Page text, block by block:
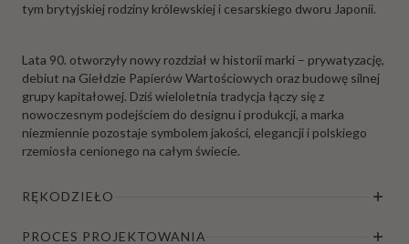
tym brytyjskiej rodziny królewskiej i cesarskiego dworu Japonii.
Lata 90. otworzyły nowy rozdział w historii marki – prywatyzację,
debiut na Giełdzie Papierów Wartościowych oraz budowę silnej
grupy kapitałowej. Dziś wieloletnia tradycja łączy się z
nowoczesnym podejściem do designu i produkcji, a marka
niezmiennie pozostaje symbolem jakości, elegancji i polskiego
rzemiosła cenionego na całym świecie.
RĘKODZIEŁO
PROCES PROJEKTOWANIA